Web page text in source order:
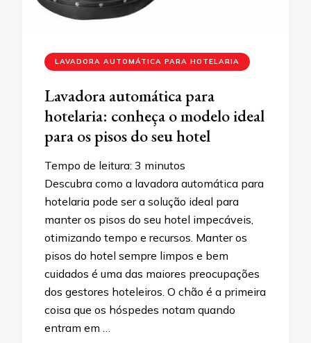
LAVADORA AUTOMÁTICA PARA HOTELARIA
Lavadora automática para
hotelaria: conheça o modelo ideal
para os pisos do seu hotel
Tempo de leitura: 3 minutos
Descubra como a lavadora automática para
hotelaria pode ser a solução ideal para
manter os pisos do seu hotel impecáveis,
otimizando tempo e recursos. Manter os
pisos do hotel sempre limpos e bem
cuidados é uma das maiores preocupações
dos gestores hoteleiros. O chão é a primeira
coisa que os hóspedes notam quando
entram em …